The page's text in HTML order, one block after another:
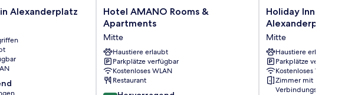
Alexanderplatz
Hotel
AMANO
Rooms
&
Apartments
Mitte
Hotel AMANO Rooms &
Apartments
Mitte
Haustiere erlaubt
Parkplätze verfügbar
Kostenloses WLAN
Restaurant
Holiday
Inn
Berlin
-
Alexanderplatz
by
IHG
Holiday Inn Express
Alexanderplatz by
Mitte
Haustiere erlaubt
Parkplätze verfügbar
Kostenloses WLAN
Zimmer mit
Verbindungstür